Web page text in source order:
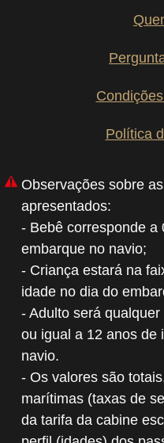
Política
Observações sobre
apresentados:
- Bebê corresponde a
embarque no navio;
- Criança estará na
idade no dia do
- Adulto será
ou igual a 12 anos de
navio.
- Os valores são
marítimas (taxas de
da tarifa da cabine